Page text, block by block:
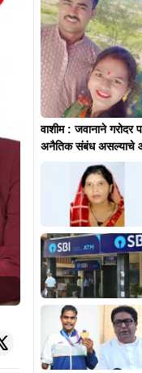
वाशीम : जवानाने
अनैतिक संबंध असल्याचे